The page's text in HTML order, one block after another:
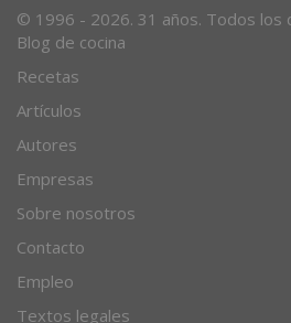
© 1996 - 2026. 31 años. Todos los
Blog de cocina
Recetas
Artículos
Autores
Empresas
Sobre nosotros
Contacto
Empleo
Textos legales